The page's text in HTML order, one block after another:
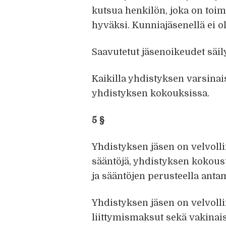
kutsua henkilön, joka on
hyväksi. Kunniajäsenellä ei
Saavutetut jäsenoikeudet
Kaikilla yhdistyksen
yhdistyksen kokouksissa.
5 §
Yhdistyksen jäsen on
sääntöjä, yhdistyksen
ja sääntöjen perusteella
Yhdistyksen jäsen on
liittymismaksut sekä